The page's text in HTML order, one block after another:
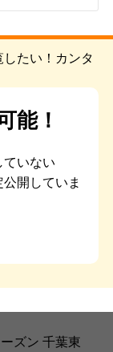
能！
いない
開していま